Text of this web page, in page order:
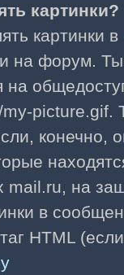
картинки?
картинки
на форум.
на
picture.gif.
конечно,
mail.ru, на
в
HTML